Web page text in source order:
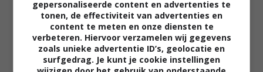
'The Christophers': Michaela Coel
en Ian McKellen zijn als de
gemankeerde protagonisten perfect
op elkaar ingespeeld
gepersonaliseerde content en advertenties te
tonen, de effectiviteit van advertenties en
content te meten en onze diensten te
verbeteren. Hiervoor verzamelen wij gegevens
zoals unieke advertentie ID’s, geolocatie en
surfgedrag. Je kunt je cookie instellingen